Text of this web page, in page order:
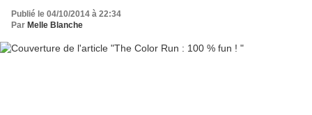
Publié le 04/10/2014 à 22:34
Par Melle Blanche